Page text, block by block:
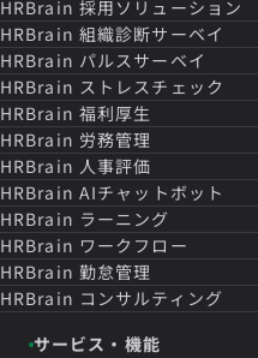
HRBrain 採用ソリューション
HRBrain 組織診断サーベイ
HRBrain パルスサーベイ
HRBrain ストレスチェック
HRBrain 福利厚生
HRBrain 労務管理
HRBrain 人事評価
HRBrain AIチャットボット
HRBrain ラーニング
HRBrain ワークフロー
HRBrain 勤怠管理
HRBrain コンサルティング
サービス・機能